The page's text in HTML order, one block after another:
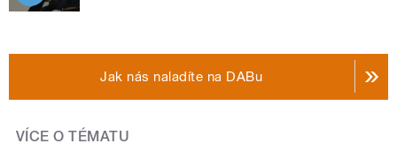
Jak nás naladíte na DABu
VÍCE O TÉMATU